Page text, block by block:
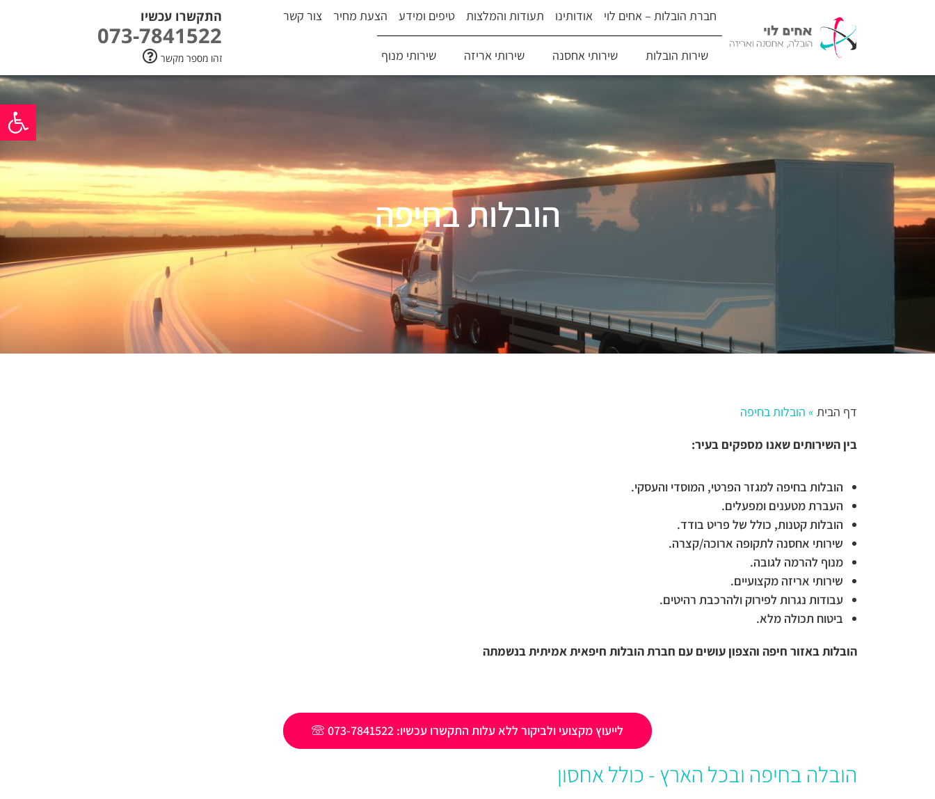
פתח
חברת הובלות – אחים לוי אודותינו תעודות והמלצות טיפים ומידע הצעת מחיר צור קשר
שירות הובלות שירותי אחסנה שירותי אריזה שירותי מנוף
התקשרו עכשיו
073-7841522
זהו מספר מקשר
הובלות בחיפה
דף הבית » הובלות בחיפה
בין השירותים שאנו מספקים בעיר:
הובלות בחיפה למגזר הפרטי, המוסדי והעסקי.
העברת מטענים ומפעלים.
הובלות קטנות, כולל של פריט בודד.
שירותי אחסנה לתקופה ארוכה/קצרה.
מנוף להרמה לגובה.
שירותי אריזה מקצועיים.
עבודות נגרות לפירוק ולהרכבת רהיטים.
ביטוח תכולה מלא.
הובלות באזור חיפה והצפון עושים עם חברת הובלות חיפאית אמיתית בנשמתה
לייעוץ מקצועי ולביקור ללא עלות התקשרו עכשיו: 073-7841522
הובלה בחיפה ובכל הארץ - כולל אחסון